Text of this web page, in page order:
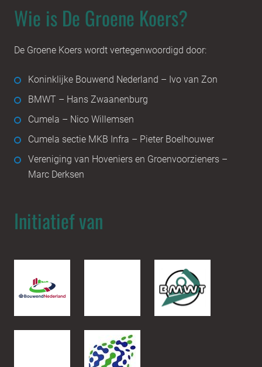
Wie is De Groene Koers?
De Groene Koers wordt vertegenwoordigd door:
Koninklijke Bouwend Nederland – Ivo van Zon
BMWT – Hans Zwaanenburg
Cumela – Nico Willemsen
Cumela sectie MKB Infra – Pieter Boelhouwer
Vereniging van Hoveniers en Groenvoorzieners –
Marc Derksen
Initiatief van